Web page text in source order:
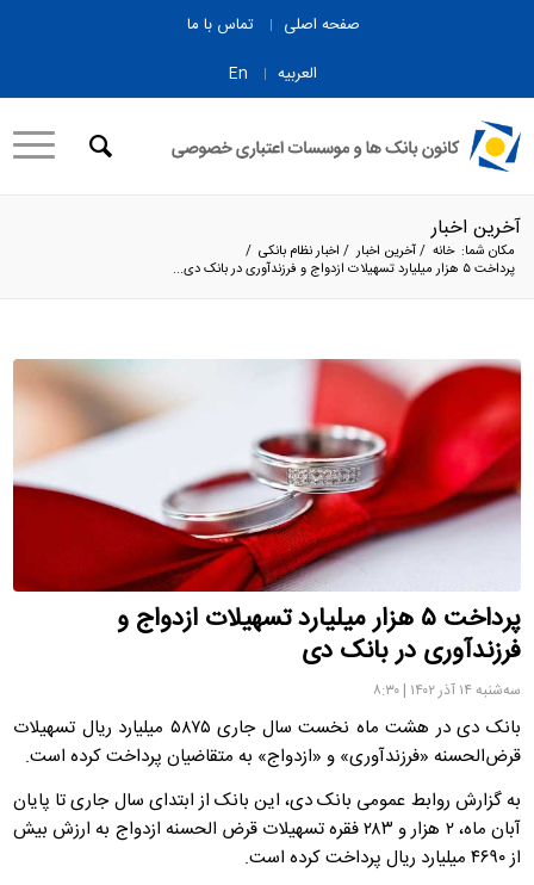
صفحه اصلی
تماس با ما
العربیه
En
آخرین اخبار
مکان شما: خانه /آخرین اخبار / اخبار نظام بانکی /
پرداخت ۵ هزار میلیارد تسهیلات ازدواج و فرزندآوری در بانک دی...
پرداخت ۵ هزار میلیارد تسهیلات ازدواج و
فرزندآوری در بانک دی
سه‌شنبه ۱۴ آذر ۱۴۰۲ | ۸:۳۰
بانک دی در هشت ماه نخست سال جاری ۵۸۷۵ میلیارد ریال تسهیلات
قرض‌الحسنه «فرزندآوری» و «ازدواج» به متقاضیان پرداخت کرده است.
به گزارش روابط عمومی بانک دی، این بانک از ابتدای سال جاری تا پایان
آبان ماه، ۲ هزار و ۲۸۳ فقره تسهیلات قرض الحسنه ازدواج به ارزش بیش
از ۴۶۹۰ میلیارد ریال پرداخت کرده است.